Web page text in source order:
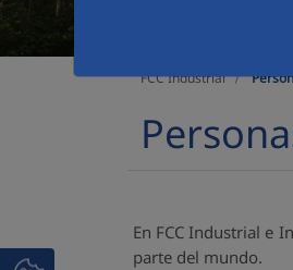
FCC Industrial
En FCC Industrial e
parte del mundo.